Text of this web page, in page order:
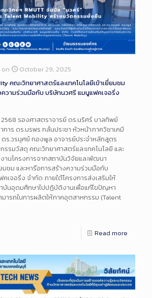
on
October 29, 2025
คณะวิทยาศาสตร์และเทคโนโลยีเข้าเยี่ยมชม
ความร่วมมือกับ บริษัทนวศรี แมนูแฟคเจอริ่ง
รองศาสตราจารย์ ดร.นริศร์ บาลทิพย์
าร ดร.นรพร กลั่นประชา หัวหน้าภาควิชาเคมี
ร.วรนุศย์ ทองพูล อาจารย์ประจำหลักสูตร
รรมวัสดุ คณะวิทยาศาสตร์และเทคโนโลยี และ
งานโครงการจากสถาบันวิจัยและพัฒนา
มชม และหารือการสร้างความร่วมมือกับ
เจอริ่ง จำกัด ภายใต้โครงการส่งเสริมให้
บันอุดมศึกษาไปปฏิบัติงานเพื่อแก้ไขปัญหา
มารถในการผลิตให้ภาคอุตสาหกรรม (Talent
Read more